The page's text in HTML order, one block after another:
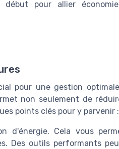
pour allier
pour une gestion
non seulement de
points clés pour y parvenir :
d'énergie. Cela vous
Des outils performants